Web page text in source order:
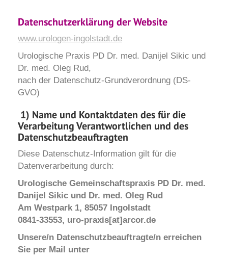
Datenschutzerklärung der Website
www.urologen-ingolstadt.de
Urologische Praxis PD Dr. med. Danijel Sikic und
Dr. med. Oleg Rud,
nach der Datenschutz-Grundverordnung (DS-
GVO)
1) Name und Kontaktdaten des für die
Verarbeitung Verantwortlichen und des
Datenschutzbeauftragten
Diese Datenschutz-Information gilt für die
Datenverarbeitung durch:
Urologische Gemeinschaftspraxis PD Dr. med.
Danijel Sikic und Dr. med. Oleg Rud
Am Westpark 1, 85057 Ingolstadt
0841-33553, uro-praxis[at]arcor.de
Unsere/n Datenschutzbeauftragte/n erreichen
Sie per Mail unter